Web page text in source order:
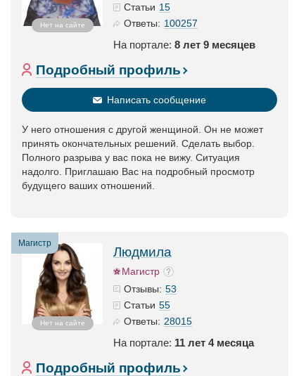
Нет на сайте
Статьи 15
Ответы: 100257
На портале: 8 лет 9 месяцев
Подробный профиль
Написать сообщение
У него отношения с другой женщиной. Он не может
принять окончательных решений. Сделать выбор.
Полного разрыва у вас пока не вижу. Ситуация
надолго. Приглашаю Вас на подробный просмотр
будущего ваших отношений.
Магистр
Нет на сайте
Людмила
Магистр
Отзывы: 53
Статьи 55
Ответы: 28015
На портале: 11 лет 4 месяца
Подробный профиль